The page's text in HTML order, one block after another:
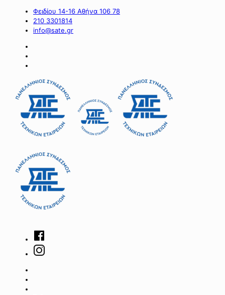
Φειδίου 14-16 Αθήνα 106 78
210 3301814
info@sate.gr